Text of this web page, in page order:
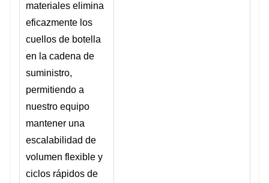
materiales elimina
eficazmente los
cuellos de botella
en la cadena de
suministro,
permitiendo a
nuestro equipo
mantener una
escalabilidad de
volumen flexible y
ciclos rápidos de